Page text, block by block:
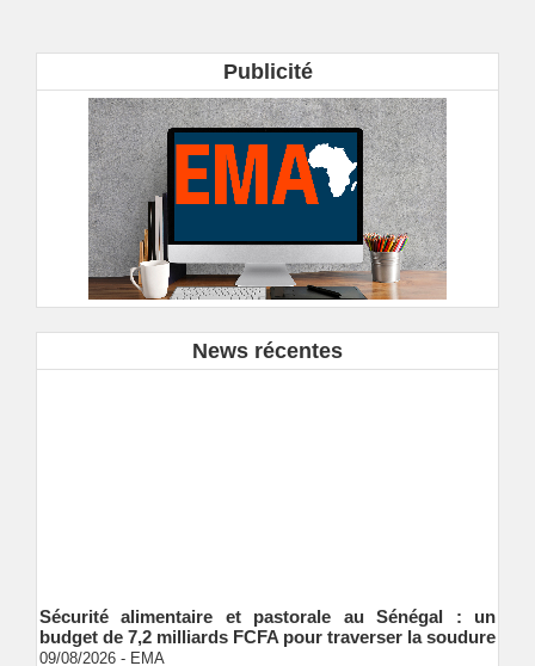
Publicité
News récentes
Sécurité alimentaire et pastorale au Sénégal : un
budget de 7,2 milliards FCFA pour traverser la soudure
09/08/2026 EMA